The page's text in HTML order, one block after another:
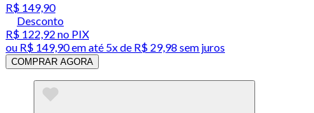
R$ 149,90
Desconto
R$ 122,92 no PIX
ou R$ 149,90em até 5x de R$ 29,98 sem juros
COMPRAR AGORA